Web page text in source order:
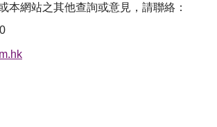
本網站之其他查詢或意見，請聯絡：